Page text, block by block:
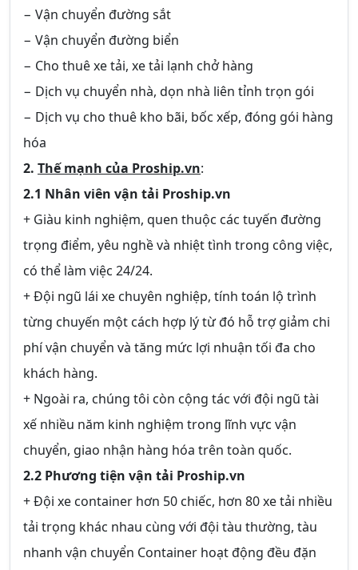
− Vận chuyển đường sắt
− Vận chuyển đường biển
− Cho thuê xe tải, xe tải lạnh chở hàng
− Dịch vụ chuyển nhà, dọn nhà liên tỉnh trọn gói
− Dịch vụ cho thuê kho bãi, bốc xếp, đóng gói hàng
hóa
2. Thế mạnh của Proship.vn:
2.1 Nhân viên vận tải Proship.vn
+ Giàu kinh nghiệm, quen thuộc các tuyến đường
trọng điểm, yêu nghề và nhiệt tình trong công việc,
có thể làm việc 24/24.
+ Đội ngũ lái xe chuyên nghiệp, tính toán lộ trình
từng chuyến một cách hợp lý từ đó hỗ trợ giảm chi
phí vận chuyển và tăng mức lợi nhuận tối đa cho
khách hàng.
+ Ngoài ra, chúng tôi còn cộng tác với đội ngũ tài
xế nhiều năm kinh nghiệm trong lĩnh vực vận
chuyển, giao nhận hàng hóa trên toàn quốc.
2.2 Phương tiện vận tải Proship.vn
+ Đội xe container hơn 50 chiếc, hơn 80 xe tải nhiều
tải trọng khác nhau cùng với đội tàu thường, tàu
nhanh vận chuyển Container hoạt động đều đặn